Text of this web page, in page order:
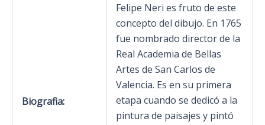
Biografia:
Felipe Neri es fruto de este
concepto del dibujo. En 1765
fue nombrado director de la
Real Academia de Bellas
Artes de San Carlos de
Valencia. Es en su primera
etapa cuando se dedicó a la
pintura de paisajes y pintó